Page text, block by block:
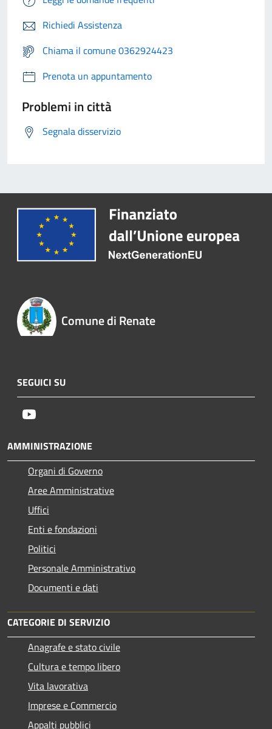
Richiedi Assistenza
Chiama il comune 0362924423
Prenota un appuntamento
Problemi in città
Segnala disservizio
Comune di Renate
SEGUICI SU
AMMINISTRAZIONE
Organi di Governo
Aree Amministrative
Uffici
Enti e fondazioni
Politici
Personale Amministrativo
Documenti e dati
CATEGORIE DI SERVIZIO
Anagrafe e stato civile
Cultura e tempo libero
Vita lavorativa
Imprese e Commercio
Appalti pubblici